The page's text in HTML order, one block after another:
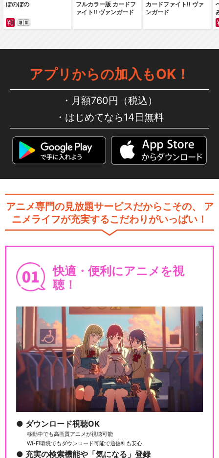
閉じる
ぼのぼの
フルカラー版 カードフ
ァイト‼ ヴァンガード
カードファイト‼ ヴァ
ンガード
アプリからの加入もOK！
月額760円（税込）
はじめてなら14日無料
アニメ専門の見放題サービスだからこその、
ア
ニメライフが充実するこだわりがいっぱい！
快適・便利にアニメを視
聴！
ダウンロード視聴OK
移動中でも高画質アニメが視聴可能
Wi-Fi環境でもダウンロード可能で通信料も安心
充実の検索機能や「気になる」登録